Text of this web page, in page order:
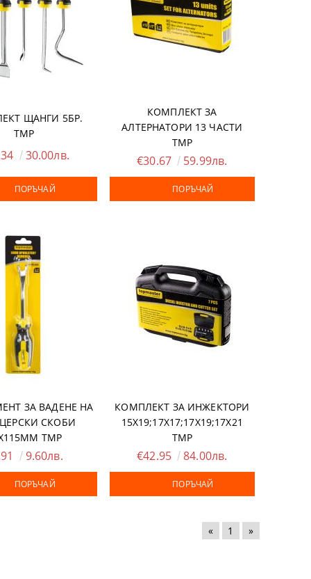
ЩАНГИ 5БР.
TMP
30.00лв.
ПОРЪЧАЙ
КОМПЛЕКТ ЗА
АЛТЕРНАТОРИ 13 ЧАСТИ
ТМР
€30.67 59.99лв.
ПОРЪЧАЙ
ЗА ВАДЕНЕ НА
СКОБИ
ТМР
9.60лв.
ПОРЪЧАЙ
КОМПЛЕКТ ЗА ИНЖЕКТОРИ
15X19;17X17;17X19;17X21
TMP
€42.95 84.00лв.
ПОРЪЧАЙ
« 1 »